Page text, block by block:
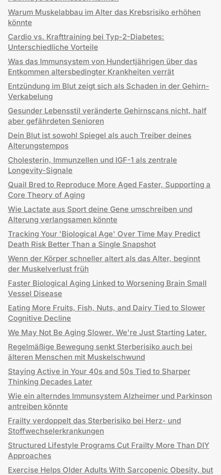
Warum Muskelabbau im Alter das Krebsrisiko erhöhen
könnte
Cardio vs. Krafttraining bei Typ-2-Diabetes:
Unterschiedliche Vorteile
Was das Immunsystem von Hundertjährigen über das
Entkommen altersbedingter Krankheiten verrät
Entzündung im Blut zeigt sich als Schaden in der Gehirn-
Verkabelung
Gesunder Lebensstil veränderte Gehirnscans nicht, half
aber gefährdeten Senioren
Dein Blut ist sowohl Spiegel als auch Treiber deines
Alterungstempos
Cholesterin, Immunzellen und IGF-1 als zentrale
Longevity-Signale
Quail Bred to Reproduce More Aged Faster, Supporting a
Core Theory of Aging
Wie Lactate aus Sport deine Gene umschreiben und
Alterung verlangsamen könnte
Tracking Your 'Biological Age' Over Time May Predict
Death Risk Better Than a Single Snapshot
Wenn der Körper schneller altert als das Alter, beginnt
der Muskelverlust früh
Faster Biological Aging Linked to Worsening Brain Small
Vessel Disease
Eating More Fruits, Fish, Nuts, and Dairy Tied to Slower
Cognitive Decline
We May Not Be Aging Slower. We're Just Starting Later.
Regelmäßige Bewegung senkt Sterberisiko auch bei
älteren Menschen mit Muskelschwund
Staying Active in Your 40s and 50s Tied to Sharper
Thinking Decades Later
Wie ein alterndes Immunsystem Alzheimer und Parkinson
antreiben könnte
Frailty verdoppelt das Sterberisiko bei Herz- und
Stoffwechselerkrankungen
Structured Lifestyle Programs Cut Frailty More Than DIY
Approaches
Exercise Helps Older Adults With Sarcopenic Obesity, but